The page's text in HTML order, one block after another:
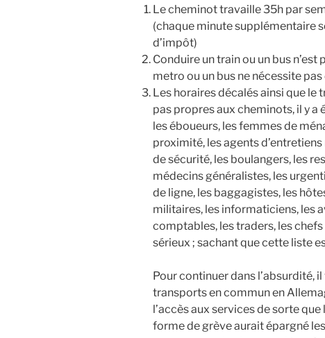
Le cheminot travaille 35h par
(chaque minute supplémentaire
d’impôt)
Conduire un train ou un bus
metro ou un bus ne nécessite
Les horaires décalés ainsi que le
pas propres aux cheminots, il y
les éboueurs, les femmes de
proximité, les agents
de sécurité, les boulangers, les
médecins généralistes, les
de ligne, les baggagistes, les
militaires, les informaticiens, les
comptables, les traders, les
sérieux ; sachant que cette liste
Pour continuer dans l’absurdité,
transports en commun en
l’accès aux services de sorte
forme de grève aurait épargné